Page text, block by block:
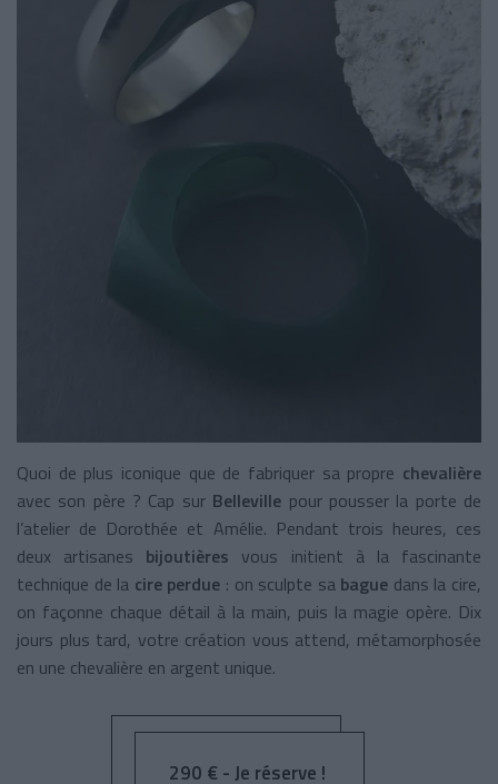
Quoi de plus iconique que de fabriquer sa propre chevalière
avec son père ? Cap sur Belleville pour pousser la porte de
l’atelier de Dorothée et Amélie. Pendant trois heures, ces
deux artisanes bijoutièresvous initient à la fascinante
technique de la cire perdue : on sculpte sa bague dans la cire,
on façonne chaque détail à la main, puis la magie opère. Dix
jours plus tard, votre création vous attend, métamorphosée
en une chevalière en argent unique.
290 € - Je réserve !